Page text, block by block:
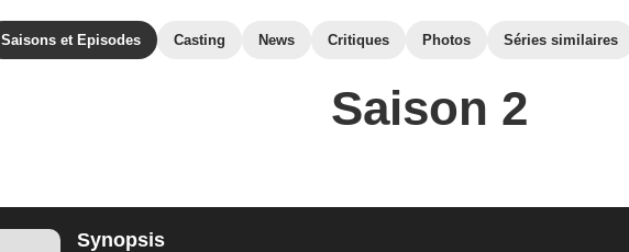
Saisons et Episodes Casting News Critiques Photos Séries similaires
Saison 2
Synopsis